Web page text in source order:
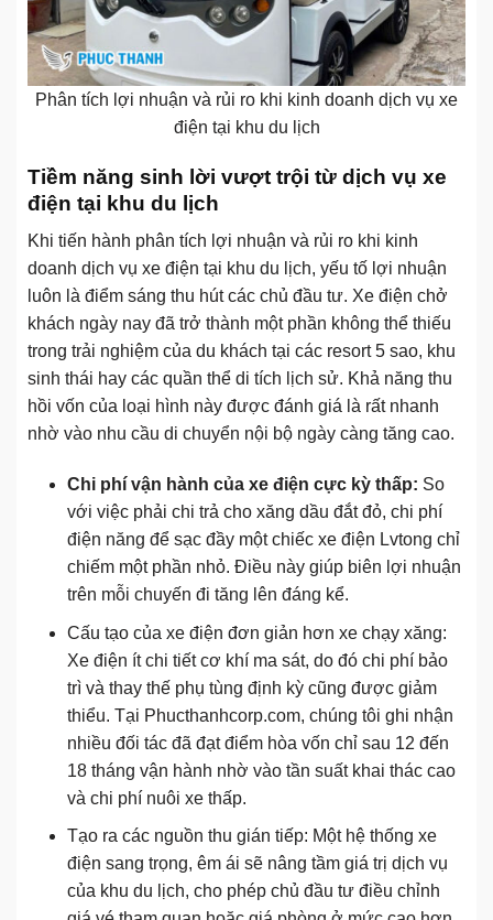
Phân tích lợi nhuận và rủi ro khi kinh doanh dịch vụ xe
điện tại khu du lịch
Tiềm năng sinh lời vượt trội từ dịch vụ xe
điện tại khu du lịch
Khi tiến hành phân tích lợi nhuận và rủi ro khi kinh
doanh dịch vụ xe điện tại khu du lịch, yếu tố lợi nhuận
luôn là điểm sáng thu hút các chủ đầu tư. Xe điện chở
khách ngày nay đã trở thành một phần không thể thiếu
trong trải nghiệm của du khách tại các resort 5 sao, khu
sinh thái hay các quần thể di tích lịch sử. Khả năng thu
hồi vốn của loại hình này được đánh giá là rất nhanh
nhờ vào nhu cầu di chuyển nội bộ ngày càng tăng cao.
Chi phí vận hành của xe điện cực kỳ thấp: So
với việc phải chi trả cho xăng dầu đắt đỏ, chi phí
điện năng để sạc đầy một chiếc xe điện Lvtong chỉ
chiếm một phần nhỏ. Điều này giúp biên lợi nhuận
trên mỗi chuyến đi tăng lên đáng kể.
Cấu tạo của xe điện đơn giản hơn xe chạy xăng:
Xe điện ít chi tiết cơ khí ma sát, do đó chi phí bảo
trì và thay thế phụ tùng định kỳ cũng được giảm
thiểu. Tại Phucthanhcorp.com, chúng tôi ghi nhận
nhiều đối tác đã đạt điểm hòa vốn chỉ sau 12 đến
18 tháng vận hành nhờ vào tần suất khai thác cao
và chi phí nuôi xe thấp.
Tạo ra các nguồn thu gián tiếp: Một hệ thống xe
điện sang trọng, êm ái sẽ nâng tầm giá trị dịch vụ
của khu du lịch, cho phép chủ đầu tư điều chỉnh